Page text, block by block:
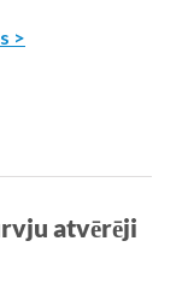
>
atvērēji